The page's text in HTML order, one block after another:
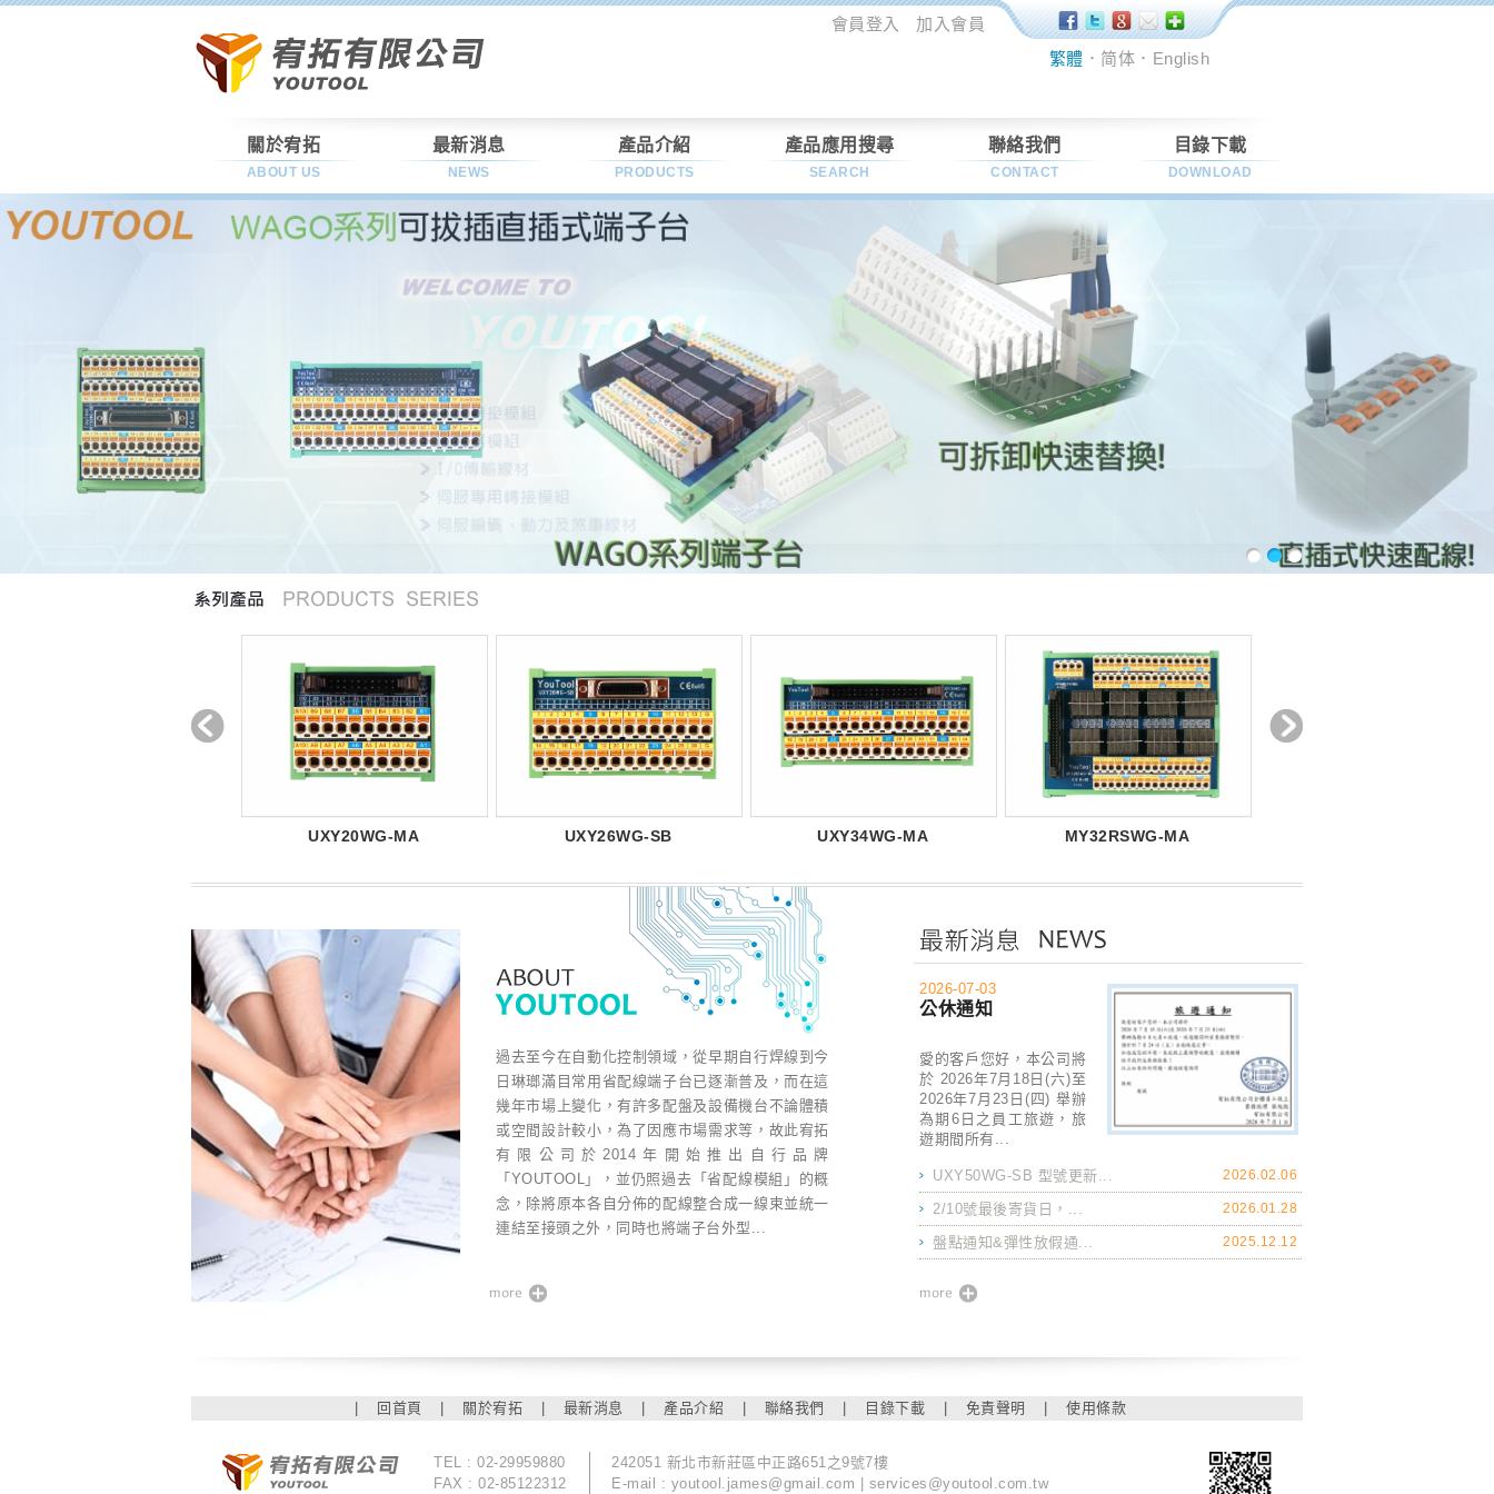
會員登入 加入會員
關於宥拓
ABOUT US
最新消息
NEWS
產品介紹
PRODUCTS
產品應用搜尋
SEARCH
聯絡我們
CONTACT
目錄下載
DOWNLOAD
繁體 ． 简体 ． English
UXY20WG-MA UXY26WG-SB UXY34WG-MA MY32RSWG-MA
過去至今在自動化控制領域，從早期自行焊線到今
日琳瑯滿目常用省配線端子台已逐漸普及，而在這
幾年市場上變化，有許多配盤及設備機台不論體積
或空間設計較小，為了因應市場需求等，故此宥拓
有限公司於2014年開始推出自行品牌
「YOUTOOL」，並仍照過去「省配線模組」的概
念，除將原本各自分佈的配線整合成一線束並統一
連結至接頭之外，同時也將端子台外型...
2026-07-03
公休通知
愛的客戶您好，本公司將
於 2026年7月18日(六)至
2026年7月23日(四) 舉辦
為期6日之員工旅遊，旅
遊期間所有...
UXY50WG-SB 型號更新... 2026.02.06
2/10號最後寄貨日，... 2026.01.28
盤點通知&彈性放假通... 2025.12.12
回首頁 關於宥拓 最新消息 產品介紹 聯絡我們 目錄下載 免責聲明 使用條款
TEL : 02-29959880
FAX : 02-85122312
242051 新北市新莊區中正路651之9號7樓
E-mail : youtool.james@gmail.com services@youtool.com.tw